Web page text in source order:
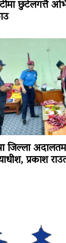
छुटेलगत्तै
जिल्ला
प्रकाश